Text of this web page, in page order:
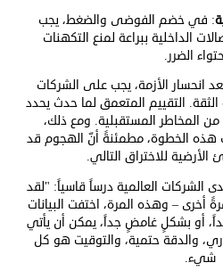
: في خضم الفوضى والضغط، يجب
الداخلية ببراعة لمنع التكهنات
الضرر.
انحسار الأزمة، يجب على الشركات
التقييم المتعمق لما حدث يحدد
المخاطر المستقبلية. ومع ذلك،
هذه الخطوة، مطمئنةً أنّ الهجوم قد
للاختراق التالي.
الشركات العالمية درساً قاسياً: "لقد
أخرى – وهذه المرة، اختفت البيانات
أو بشكلٍ غامضٍ جداً، يمكن أن يأتي
والدقة حتمية، والتوقيت هو كل
شيء.